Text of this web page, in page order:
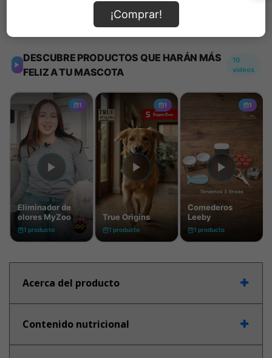
Información de envío
Acerca del producto
Contenido nutricional
¡Comprar!